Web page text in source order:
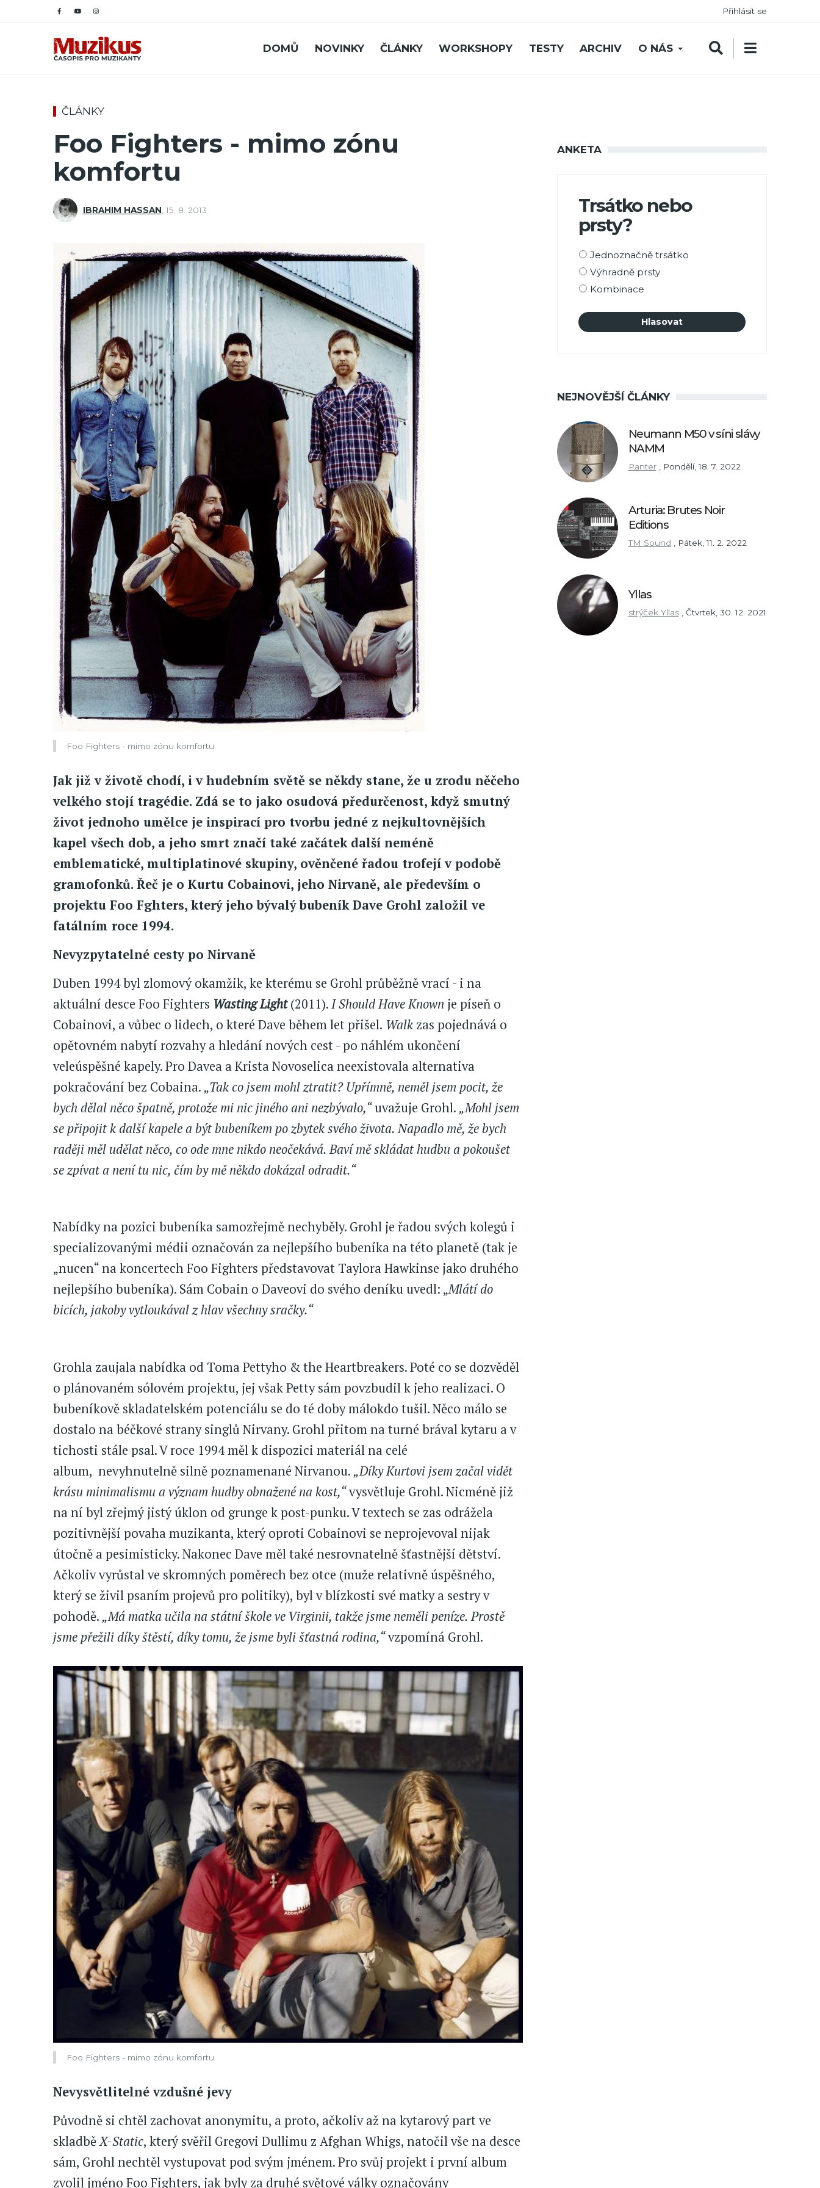
Přihlásit se
DOMŮ NOVINKY ČLÁNKY WORKSHOPY TESTY ARCHIV O NÁS
ČLÁNKY
Foo Fighters - mimo zónu
komfortu
IBRAHIM HASSAN 15. 8. 2013
Foo Fighters - mimo zónu komfortu
Jak již v životě chodí, i v hudebním světě se někdy stane, že u zrodu něčeho
velkého stojí tragédie. Zdá se to jako osudová předurčenost, když smutný
život jednoho umělce je inspirací pro tvorbu jedné z nejkultovnějších
kapel všech dob, a jeho smrt značí také začátek další neméně
emblematické, multiplatinové skupiny, ověnčené řadou trofejí v podobě
gramofonků. Řeč je o Kurtu Cobainovi, jeho Nirvaně, ale především o
projektu Foo Fghters, který jeho bývalý bubeník Dave Grohl založil ve
fatálním roce 1994.
Nevyzpytatelné cesty po Nirvaně
Duben 1994 byl zlomový okamžik, ke kterému se Grohl průběžně vrací - i na
aktuální desce Foo Fighters Wasting Light(2011).I Should Have Known je píseň o
Cobainovi, a vůbec o lidech, o které Dave během let přišel. Walk zas pojednává o
opětovném nabytí rozvahy a hledání nových cest - po náhlém ukončení
veleúspěšné kapely. Pro Davea a Krista Novoselica neexistovala alternativa
pokračování bez Cobaina. „Tak co jsem mohl ztratit? Upřímně, neměl jsem pocit, že
bych dělal něco špatně, protože mi nic jiného ani nezbývalo,“uvažuje Grohl. „Mohl jsem
se připojit k další kapele a být bubeníkem po zbytek svého života. Napadlo mě, že bych
raději měl udělat něco, co ode mne nikdo neočekává. Baví mě skládat hudbu a pokoušet
se zpívat a není tu nic, čím by mě někdo dokázal odradit.“
Nabídky na pozici bubeníka samozřejmě nechyběly. Grohl je řadou svých kolegů i
specializovanými médii označován za nejlepšího bubeníka na této planetě (tak je
„nucen“ na koncertech Foo Fighters představovat Taylora Hawkinse jako druhého
nejlepšího bubeníka). Sám Cobain o Daveovi do svého deníku uvedl: „Mlátí do
bicích, jakoby vytloukával z hlav všechny sračky.“
Grohla zaujala nabídka od Toma Pettyho & the Heartbreakers. Poté co se dozvěděl
o plánovaném sólovém projektu, jej však Petty sám povzbudil k jeho realizaci. O
bubeníkově skladatelském potenciálu se do té doby málokdo tušil. Něco málo se
dostalo na béčkové strany singlů Nirvany. Grohl přitom na turné brával kytaru a v
tichosti stále psal. V roce 1994 měl k dispozici materiál na celé
album, nevyhnutelně silně poznamenané Nirvanou. „Díky Kurtovi jsem začal vidět
krásu minimalismu a význam hudby obnažené na kost,“vysvětluje Grohl. Nicméně již
na ní byl zřejmý jistý úklon od grunge k post-punku. V textech se zas odrážela
pozitivnější povaha muzikanta, který oproti Cobainovi se neprojevoval nijak
útočně a pesimisticky. Nakonec Dave měl také nesrovnatelně šťastnější dětství.
Ačkoliv vyrůstal ve skromných poměrech bez otce (muže relativně úspěšného,
který se živil psaním projevů pro politiky), byl v blízkosti své matky a sestry v
pohodě. „Má matka učila na státní škole ve Virginii, takže jsme neměli peníze. Prostě
jsme přežili díky štěstí, díky tomu, že jsme byli šťastná rodina,“vzpomíná Grohl.
Foo Fighters - mimo zónu komfortu
Nevysvětlitelné vzdušné jevy
Původně si chtěl zachovat anonymitu, a proto, ačkoliv až na kytarový part ve
skladběX-Static, který svěřil Gregovi Dullimu z Afghan Whigs, natočil vše na desce
sám, Grohl nechtěl vystupovat pod svým jménem. Pro svůj projekt i první album
zvolil jméno Foo Fighters, jak byly za druhé světové války označovány
ANKETA
Trsátko nebo
prsty?
Možnosti
výběru
Jednoznačně trsátko
Výhradně prsty
Kombinace
NEJNOVĚJŠÍ ČLÁNKY
Neumann M50 v síni slávy
NAMM
Panter Pondělí, 18. 7. 2022
Arturia: Brutes Noir
Editions
TM Sound , Pátek, 11. 2. 2022
Yllas
strýček Yllas Čtvrtek, 30. 12. 2021